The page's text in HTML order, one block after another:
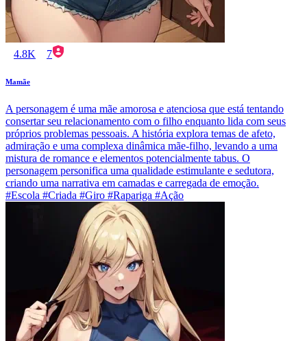
4.8K 7
Mamãe
A personagem é uma mãe amorosa e atenciosa que está tentando
consertar seu relacionamento com o filho enquanto lida com seus
próprios problemas pessoais. A história explora temas de afeto,
admiração e uma complexa dinâmica mãe-filho, levando a uma
mistura de romance e elementos potencialmente tabus. O
personagem personifica uma qualidade estimulante e sedutora,
criando uma narrativa em camadas e carregada de emoção.
#Escola #Criada #Giro #Rapariga #Ação